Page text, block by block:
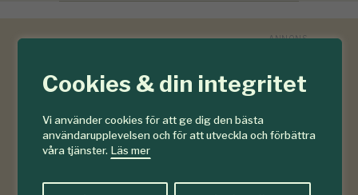
Cookies & din integritet
Vi använder cookies för att ge dig den bästa
användarupplevelsen och för att utveckla och förbättra
våra tjänster. Läs mer